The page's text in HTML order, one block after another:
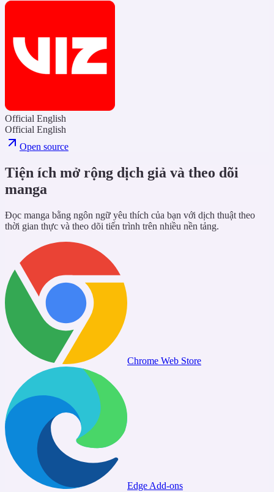
Official English
Official English
Open source
Tiện ích mở rộng dịch giả và theo dõi
manga
Đọc manga bằng ngôn ngữ yêu thích của bạn với dịch thuật theo
thời gian thực và theo dõi tiến trình trên nhiều nền tảng.
Chrome Web Store
Edge Add-ons